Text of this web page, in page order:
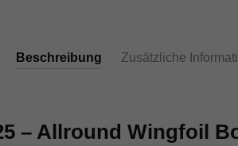
Beschreibung Zusätzliche
– Allround Wingfoil